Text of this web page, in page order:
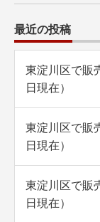
最近の投稿
東淀川区で販
日現在）
東淀川区で販
日現在）
東淀川区で販
日現在）